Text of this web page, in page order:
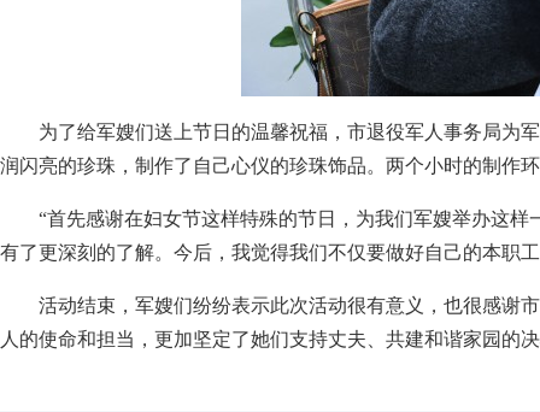
为了给军嫂们送上节日的温馨祝福，市退役军人事务局为
润闪亮的珍珠，制作了自己心仪的珍珠饰品。两个小时的制作
“首先感谢在妇女节这样特殊的节日，为我们军嫂举办这
有了更深刻的了解。今后，我觉得我们不仅要做好自己的本职
活动结束，军嫂们纷纷表示此次活动很有意义，也很感谢
人的使命和担当，更加坚定了她们支持丈夫、共建和谐家园的